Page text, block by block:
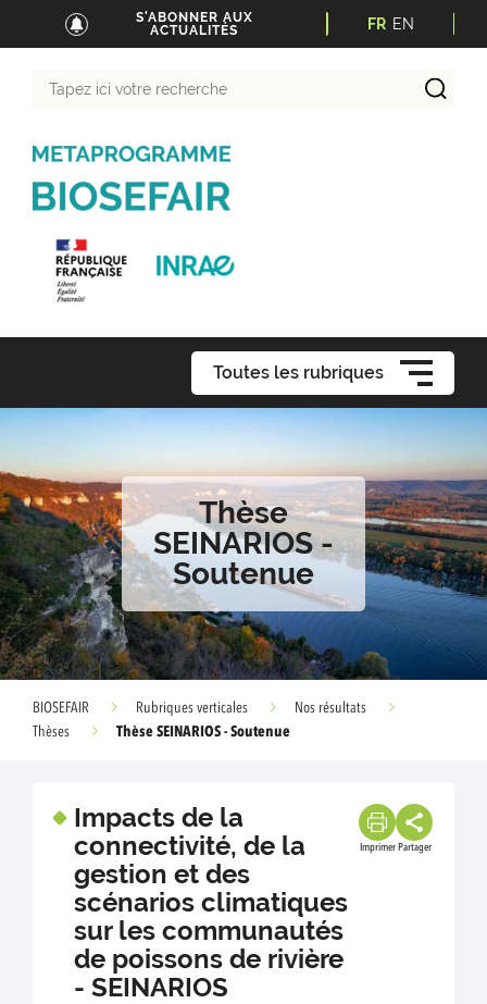
S'ABONNER AUX
ACTUALITÉS
FR EN
Toutes les rubriques
Thèse
SEINARIOS -
Soutenue
BIOSEFAIR Rubriques verticales
Nos résultats
Thèses
Thèse SEINARIOS - Soutenue
Impacts de la
connectivité, de la
gestion et des
scénarios climatiques
sur les communautés
de poissons de rivière
- SEINARIOS
Imprimer Partager